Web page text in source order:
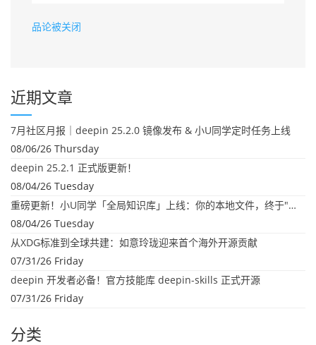
品论被关闭
近期文章
7月社区月报｜deepin 25.2.0 镜像发布 & 小U同学定时任务上线
08/06/26 Thursday
deepin 25.2.1 正式版更新！
08/04/26 Tuesday
重磅更新！小U同学「全局知识库」上线：你的本地文件，终于"活"起来了
08/04/26 Tuesday
从XDG标准到全球共建：如意玲珑迎来首个海外开源贡献
07/31/26 Friday
deepin 开发者必备！官方技能库 deepin-skills 正式开源
07/31/26 Friday
分类